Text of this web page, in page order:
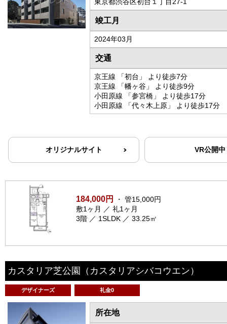
竣工月
2024年03月
交通
京王線 「初台」 より徒歩7分
京王線 「幡ヶ谷」 より徒歩9分
小田原線 「参宮橋」 より徒歩17分
小田原線 「代々木上原」 より徒歩17分
オリジナルサイト VR公開中
184,000円
・ 管15,000円
敷1ヶ月 ／ 礼1ヶ月
3階 ／ 1SLDK ／ 33.25㎡
カスタリア芝公園 （カスタリアシバコウエン）
デザイナーズ 礼金0
所在地